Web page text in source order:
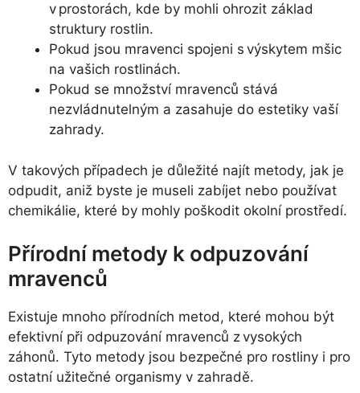
v prostorách, kde by mohli ohrozit základ
struktury rostlin.
Pokud jsou mravenci spojeni s výskytem mšic
na vašich rostlinách.
Pokud se množství mravenců stává
nezvládnutelným a zasahuje do estetiky vaší
zahrady.
V takových případech je důležité najít metody, jak je
odpudit, aniž byste je museli zabíjet nebo používat
chemikálie, které by mohly poškodit okolní prostředí.
Přírodní metody k odpuzování
mravenců
Existuje mnoho přírodních metod, které mohou být
efektivní při odpuzování mravenců z vysokých
záhonů. Tyto metody jsou bezpečné pro rostliny i pro
ostatní užitečné organismy v zahradě.